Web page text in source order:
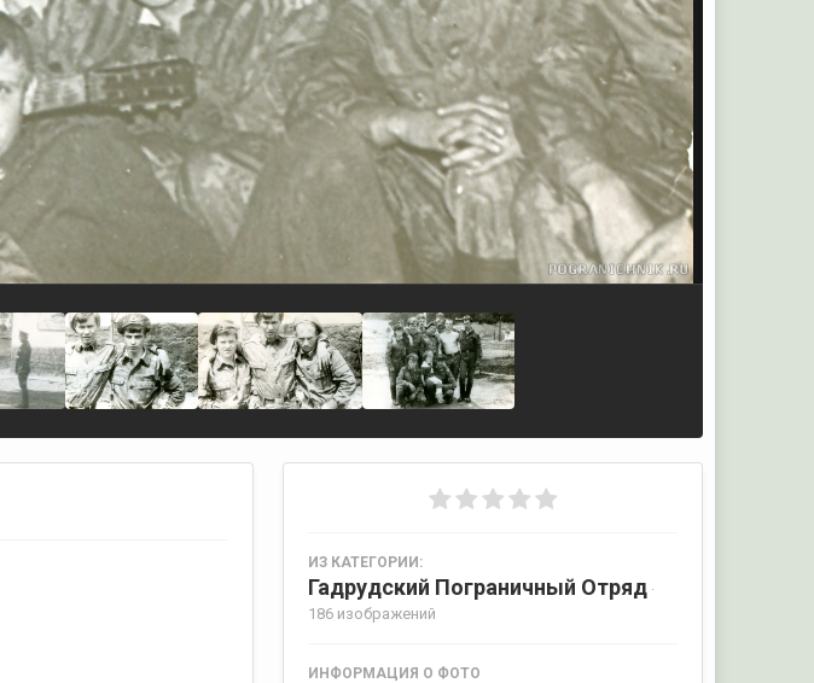
ИЗ КАТЕГОРИИ:
Гадрудский Пограничный Отряд ·
186 изображений
ИНФОРМАЦИЯ О ФОТО